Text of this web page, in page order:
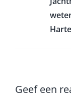
Geef een